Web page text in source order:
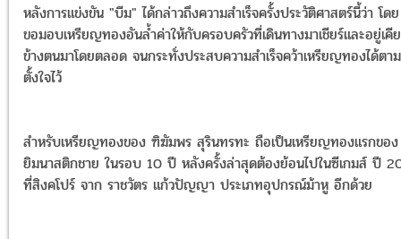
หลังการแข่งขัน "บีม" ได้กล่าวถึงความสำเร็จครั้งประวัติศาสตร์นี้ว่า โดย
ขอมอบเหรียญทองอันล้ำค่าให้กับครอบครัวที่เดินทางมาเชียร์และอยู่เคี
ข้างตนมาโดยตลอด จนกระทั่งประสบความสำเร็จคว้าเหรียญทองได้ตา
ตั้งใจไว้
สำหรับเหรียญทองของ ฑิฆัมพร สุรินทรทะ ถือเป็นเหรียญทองแรกของ
ยิมนาสติกชาย ในรอบ 10 ปี หลังครั้งล่าสุดต้องย้อนไปในซีเกมส์ ปี
ที่สิงคโปร์ จาก ราชวัตร แก้วปัญญา ประเภทอุปกรณ์ม้าหู อีกด้วย